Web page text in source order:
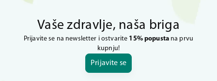
Vaše zdravlje, naša briga
Prijavite se na newsletter i ostvarite 15% popustana prvu
kupnju!
Prijavite se